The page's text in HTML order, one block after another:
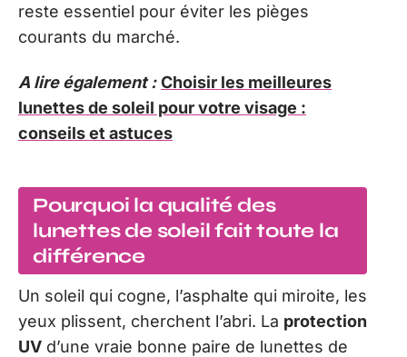
reste essentiel pour éviter les pièges
courants du marché.
A lire également : Choisir les meilleures
lunettes de soleil pour votre visage :
conseils et astuces
Pourquoi la qualité des
lunettes de soleil fait toute la
différence
Un soleil qui cogne, l’asphalte qui miroite, les
yeux plissent, cherchent l’abri. La protection
UV d’une vraie bonne paire de lunettes de